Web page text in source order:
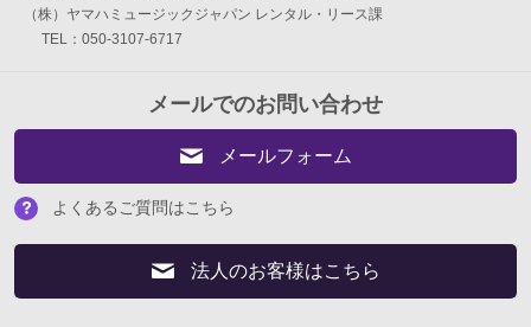
お電話でのお問い合わせ
9:00～12:00 / 13:00～17:30
（株）ヤマハミュージックジャパン レンタル・リース課
メールフォーム
（株）ヤマハミュージックジャパン レンタル・リース課
TEL：050-3107-6717
メールでのお問い合わせ
メールフォーム
よくあるご質問はこちら
法人のお客様はこちら